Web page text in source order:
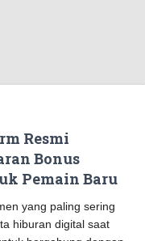
Resmi
Bonus
Pemain Baru
yang paling sering
hiburan digital saat